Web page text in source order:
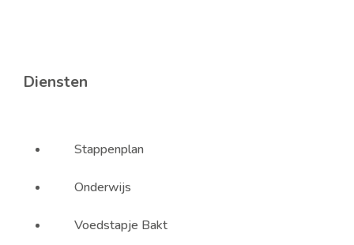
Diensten
Stappenplan
Onderwijs
Voedstapje Bakt